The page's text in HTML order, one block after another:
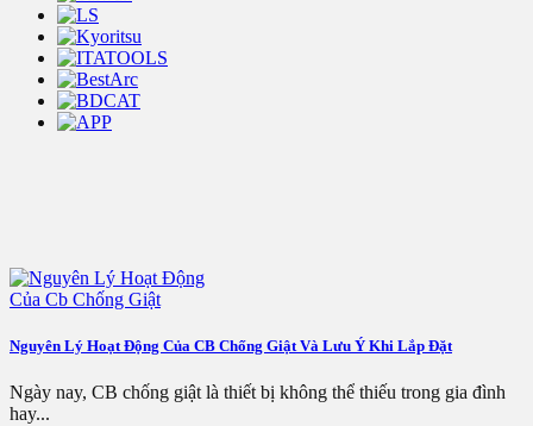
Nguyên Lý Hoạt Động Của CB Chống Giật Và Lưu Ý Khi Lắp Đặt
Ngày nay, CB chống giật là thiết bị không thể thiếu trong gia đình
hay...